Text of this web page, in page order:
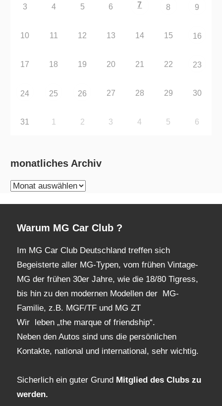
3 4 5 6 7 8 9
10 11 12 13 14 15 16
17 18 19 20 21 22 23
24 25 26 27 28 29 30
31 1 2 3 4 5 6
monatliches Archiv
monatliches
Warum MG Car Club ?
Im MG Car Club Deutschland treffen sich
Begeisterte aller MG-Typen, vom frühen Vintage-
MG der frühen 30er Jahre, wie die 18/80 Tigress,
bis hin zu den modernen Modellen der MG-
Familie, z.B. MGF/TF und MG ZT
Wir leben „the marque of friendship“.
Neben den Autos sind uns die persönlichen
Kontakte, national und international, sehr wichtig.
Sicherlich ein guter Grund Mitglied des Clubs zu
werden.